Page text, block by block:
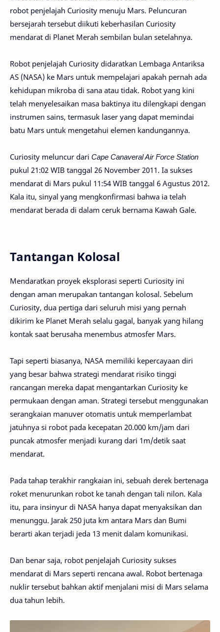
robot penjelajah Curiosity menuju Mars. Peluncuran
bersejarah tersebut diikuti keberhasilan Curiosity
mendarat di Planet Merah sembilan bulan setelahnya.
Robot penjelajah Curiosity didaratkan Lembaga Antariksa
AS (NASA) ke Mars untuk mempelajari apakah pernah ada
kehidupan mikroba di sana atau tidak. Robot yang kini
telah menyelesaikan masa baktinya itu dilengkapi dengan
instrumen sains, termasuk laser yang dapat memindai
batu Mars untuk mengetahui elemen kandungannya.
Curiosity meluncur dari Cape Canaveral Air Force Station
pukul 21:02 WIB tanggal 26 November 2011. Ia sukses
mendarat di Mars pukul 11:54 WIB tanggal 6 Agustus 2012.
Kala itu, sinyal yang mengkonfirmasi bahwa ia telah
mendarat berada di dalam ceruk bernama Kawah Gale.
Tantangan Kolosal
Mendaratkan proyek eksplorasi seperti Curiosity ini
dengan aman merupakan tantangan kolosal. Sebelum
Curiosity, dua pertiga dari seluruh misi yang pernah
dikirim ke Planet Merah selalu gagal, banyak yang hilang
kontak saat berusaha menembus atmosfer Mars.
Tapi seperti biasanya, NASA memiliki kepercayaan diri
yang besar bahwa strategi mendarat risiko tinggi
rancangan mereka dapat mengantarkan Curiosity ke
permukaan dengan aman. Strategi tersebut menggunakan
serangkaian manuver otomatis untuk memperlambat
jatuhnya si robot pada kecepatan 20.000 km/jam dari
puncak atmosfer menjadi kurang dari 1m/detik saat
mendarat.
Pada tahap terakhir rangkaian ini, sebuah derek bertenaga
roket menurunkan robot ke tanah dengan tali nilon. Kala
itu, para insinyur di NASA hanya dapat menyaksikan dan
menunggu. Jarak 250 juta km antara Mars dan Bumi
berarti akan terjadi jeda 13 menit dalam komunikasi.
Dan benar saja, robot penjelajah Curiosity sukses
mendarat di Mars seperti rencana awal. Robot bertenaga
nuklir tersebut bahkan aktif menjalani misi di Mars selama
dua tahun lebih.